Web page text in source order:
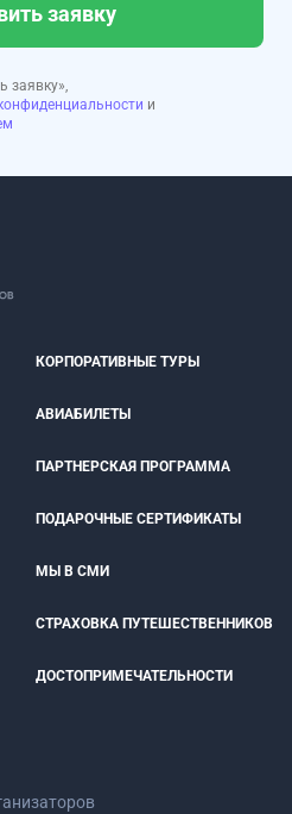
заявку
заявку»,
и
КОРПОРАТИВНЫЕ ТУРЫ
АВИАБИЛЕТЫ
ПАРТНЕРСКАЯ ПРОГРАММА
ПОДАРОЧНЫЕ СЕРТИФИКАТЫ
МЫ В СМИ
СТРАХОВКА ПУТЕШЕСТВЕННИКОВ
ДОСТОПРИМЕЧАТЕЛЬНОСТИ